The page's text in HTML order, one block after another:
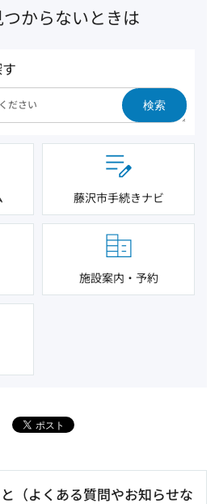
からないときは
検索
藤沢市手続きナビ
施設案内・予約
（よくある質問やお知らせな